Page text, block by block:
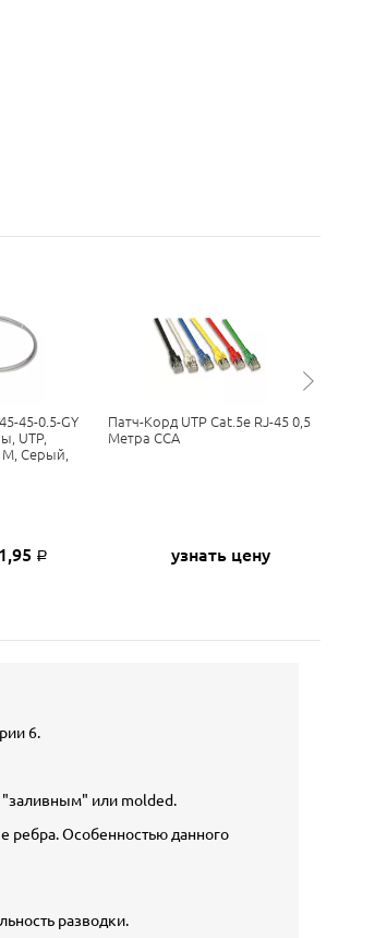
45-0.5-GY
UTP,
М, Серый,
Р
Патч-Корд UTP Cat.5e RJ-45 0,5
Метра CCA
узнать цену
6.
"заливным" или molded.
ребра. Особенностью данного
разводки.